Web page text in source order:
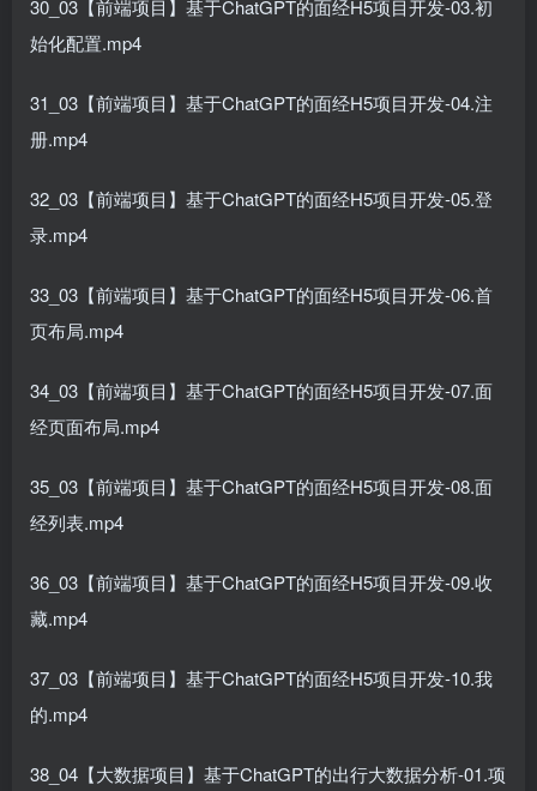
30_03【前端项目】基于ChatGPT的面经H5项目开发-03.初
始化配置.mp4
31_03【前端项目】基于ChatGPT的面经H5项目开发-04.注
册.mp4
32_03【前端项目】基于ChatGPT的面经H5项目开发-05.登
录.mp4
33_03【前端项目】基于ChatGPT的面经H5项目开发-06.首
页布局.mp4
34_03【前端项目】基于ChatGPT的面经H5项目开发-07.面
经页面布局.mp4
35_03【前端项目】基于ChatGPT的面经H5项目开发-08.面
经列表.mp4
36_03【前端项目】基于ChatGPT的面经H5项目开发-09.收
藏.mp4
37_03【前端项目】基于ChatGPT的面经H5项目开发-10.我
的.mp4
38_04【大数据项目】基于ChatGPT的出行大数据分析-01.项